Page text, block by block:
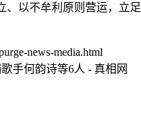
以不牟利原则营运，立
news-media.html
手何韵诗等6人 - 真相网